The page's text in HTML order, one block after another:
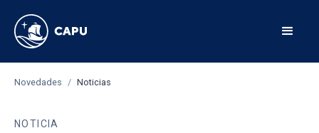
Novedades / Noticias
NOTICIA